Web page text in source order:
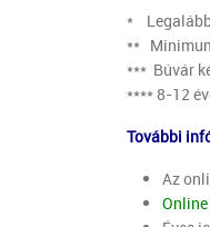
* Legalább
**
*** Búvár
**** 8-12
További
Az